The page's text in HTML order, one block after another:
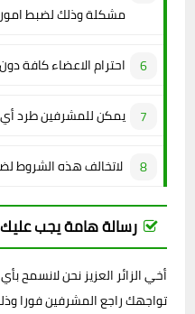
مشكلة وذلك لضبط
احترام الاعضاء كافة
يمكن للمشرفين طرد
لاتخالف هذه الشروط
رسالة هامة يجب عليك
أخي الزائر العزيز نحن لانسمح
تواجهك راجع المشرفين فورا